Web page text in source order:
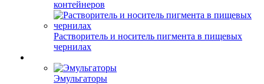
контейнеров
Растворитель и носитель пигмента в пищевых
чернилах
Эмульгаторы